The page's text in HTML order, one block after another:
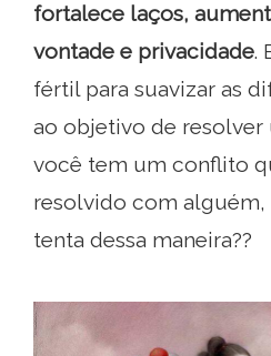
fortalece laços,
vontade e privacidade.
fértil para suavizar as
ao objetivo de resolver
você tem um conflito
resolvido com alguém,
tenta dessa maneira??